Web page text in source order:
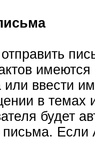
или ввести
в темах
будет
письма.